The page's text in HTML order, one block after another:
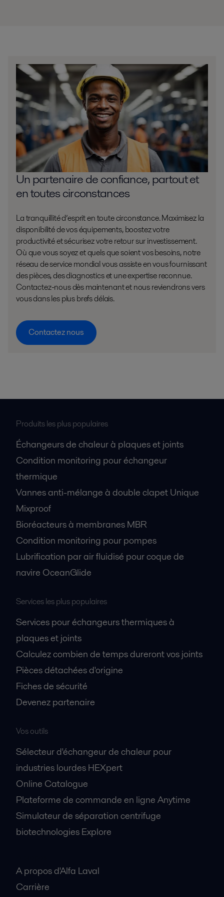
Un partenaire de confiance, partout et
en toutes circonstances
La tranquillité d’esprit en toute circonstance. Maximisez la
disponibilité de vos équipements, boostez votre
productivité et sécurisez votre retour sur investissement.
Où que vous soyez et quels que soient vos besoins, notre
réseau de service mondial vous assiste en vous fournissant
des pièces, des diagnostics et une expertise reconnue.
Contactez-nous dès maintenant et nous reviendrons vers
vous dans les plus brefs délais.
Contactez nous
Produits les plus populaires
Échangeurs de chaleur à plaques et joints
Condition monitoring pour échangeur
thermique
Vannes anti-mélange à double clapet Unique
Mixproof
Bioréacteurs à membranes MBR
Condition monitoring pour pompes
Lubrification par air fluidisé pour coque de
navire OceanGlide
Services les plus populaires
Services pour échangeurs thermiques à
plaques et joints
Calculez combien de temps dureront vos joints
Pièces détachées d'origine
Fiches de sécurité
Devenez partenaire
Vos outils
Sélecteur d'échangeur de chaleur pour
industries lourdes HEXpert
Online Catalogue
Plateforme de commande en ligne Anytime
Simulateur de séparation centrifuge
biotechnologies Explore
A propos d'Alfa Laval
Carrière